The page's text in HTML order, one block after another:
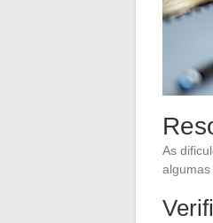
As
algumas